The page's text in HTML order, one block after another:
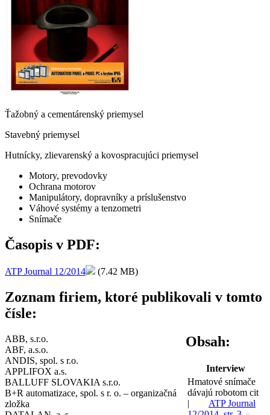
Ťažobný a cementárenský priemysel
Stavebný priemysel
Hutnícky, zlievarenský a kovospracujúci priemysel
Motory, prevodovky
Ochrana motorov
Manipulátory, dopravníky a príslušenstvo
Váhové systémy a tenzometri
Snímače
Časopis v PDF:
ATP Journal 12/2014 (7.42 MB)
Zoznam firiem, ktoré publikovali v tomto
čísle:
ABB, s.r.o.
ABF, a.s.o.
ANDIS, spol. s r.o.
APPLIFOX a.s.
BALLUFF SLOVAKIA s.r.o.
B+R automatizace, spol. s r. o. – organizačná
zložka
Obsah:
Interview
Hmatové snímače
dávajú robotom cit
|
ATP Journal